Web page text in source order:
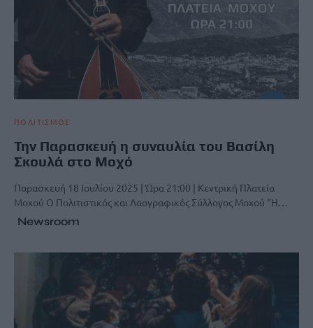
ΠΟΛΙΤΙΣΜΟΣ
Την Παρασκευή η συναυλία του Βασίλη
Σκουλά στο Μοχό
Παρασκευή 18 Ιουλίου 2025 | Ώρα 21:00 | Κεντρική Πλατεία
Μοχού Ο Πολιτιστικός και Λαογραφικός Σύλλογος Μοχού “Η…
Newsroom